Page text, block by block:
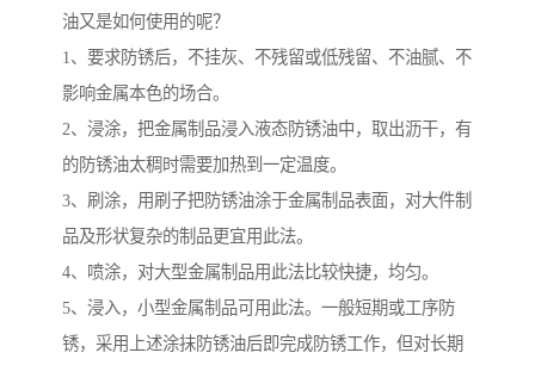
油又是如何使用的呢？
1、要求防锈后，不挂灰、不残留或低残留、不油腻、不
影响金属本色的场合。
2、浸涂，把金属制品浸入液态防锈油中，取出沥干，有
的防锈油太稠时需要加热到一定温度。
3、刷涂，用刷子把防锈油涂于金属制品表面，对大件制
品及形状复杂的制品更宜用此法。
4、喷涂，对大型金属制品用此法比较快捷，均匀。
5、浸入，小型金属制品可用此法。一般短期或工序防
锈，采用上述涂抹防锈油后即完成防锈工作，但对长期